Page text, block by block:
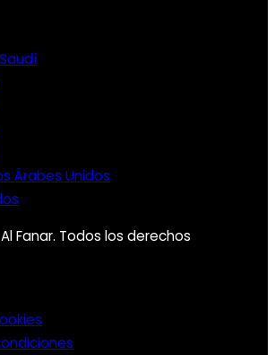
Árabes Unidos
Fanar. Todos los derechos